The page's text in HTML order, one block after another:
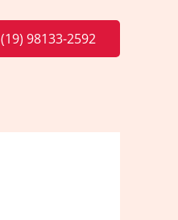
(19) 98133-2592